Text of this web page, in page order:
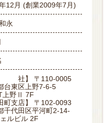
12月 (創業2009年7月)
永
社】 〒110-0005
台東区上野7-6-5
上野Ⅱ 7F
町支店】 〒102-0093
千代田区平河町2-14-
ルビル 2F